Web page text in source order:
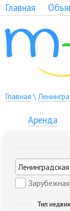
Главная
Главная \
Аренда
Тип